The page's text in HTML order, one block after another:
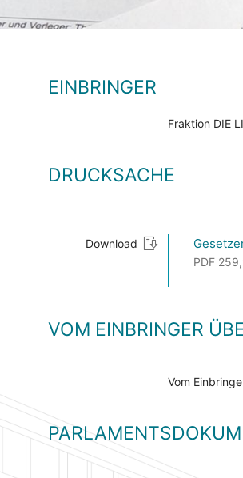
EINBRINGER
Fraktion DIE
DRUCKSACHE
Download
PDF
VOM EINBRINGER
Vom